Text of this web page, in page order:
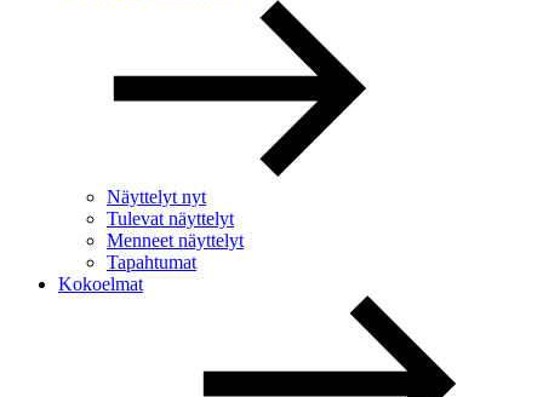
Näyttelyt nyt
Tulevat näyttelyt
Menneet näyttelyt
Tapahtumat
Kokoelmat